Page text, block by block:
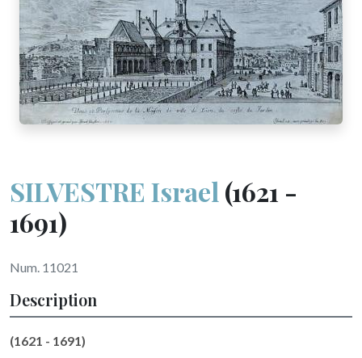
SILVESTRE Israel (1621 -
1691)
Num. 11021
Description
(1621 - 1691)